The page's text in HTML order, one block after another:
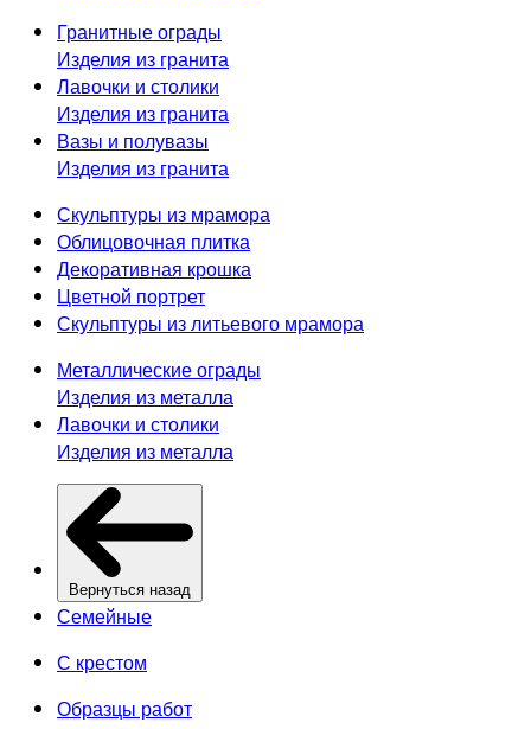
Гранитные ограды
Изделия из гранита
Лавочки и столики
Изделия из гранита
Вазы и полувазы
Изделия из гранита
Скульптуры из мрамора
Облицовочная плитка
Декоративная крошка
Цветной портрет
Скульптуры из литьевого мрамора
Металлические ограды
Изделия из металла
Лавочки и столики
Изделия из металла
Вернуться назад
Семейные
С крестом
Образцы работ